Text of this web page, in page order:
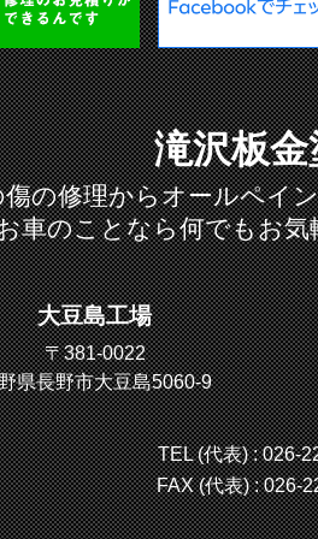
滝沢板金
傷の修理からオールペイ
車のことなら何でもお
大豆島工場
〒381-0022
県長野市大豆島5060-9
TEL (代表) :026-
FAX (代表) : 026-